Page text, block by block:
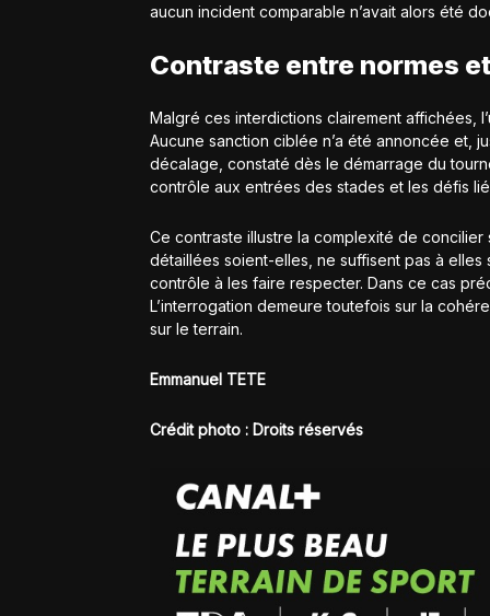
aucun incident comparable n’avait alors été
Contraste entre normes
Malgré ces interdictions clairement affichées,
Aucune sanction ciblée n’a été annoncée et,
décalage, constaté dès le démarrage du
contrôle aux entrées des stades et les défis
Ce contraste illustre la complexité de
détaillées soient-elles, ne suffisent pas à
contrôle à les faire respecter. Dans ce cas
L’interrogation demeure toutefois sur la
sur le terrain.
Emmanuel TETE
Crédit photo : Droits réservés